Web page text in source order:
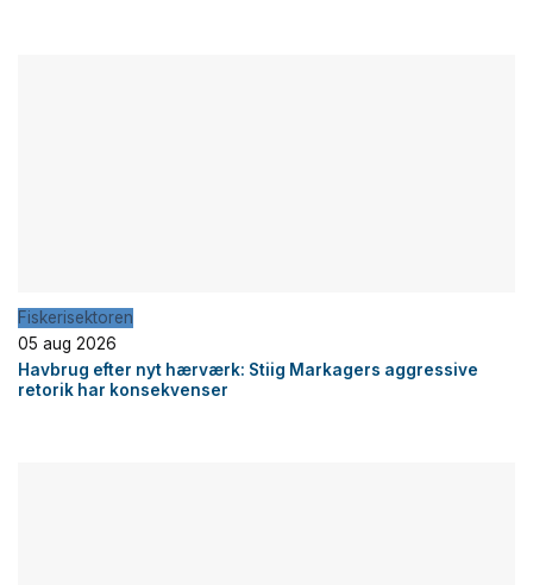
Fiskerisektoren
05 aug 2026
Havbrug efter nyt hærværk: Stiig Markagers aggressive
retorik har konsekvenser